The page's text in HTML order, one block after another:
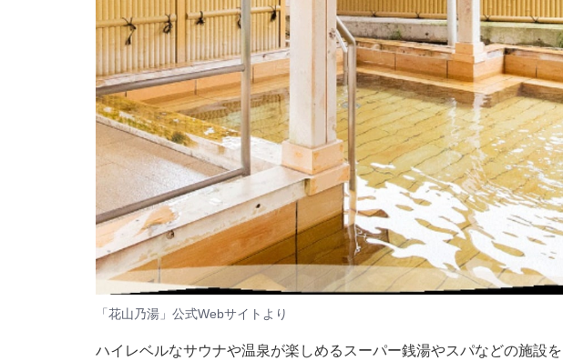
「花山乃湯」公式Webサイトより
ハイレベルなサウナや温泉が楽しめるスーパー銭湯やスパなどの施設